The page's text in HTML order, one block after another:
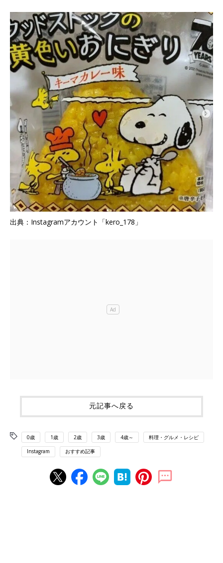
出典：Instagramアカウント「kero_178」
元記事へ戻る
0歳 1歳 2歳 3歳 4歳～ 料理・グルメ・レシピ
Instagram おすすめ記事